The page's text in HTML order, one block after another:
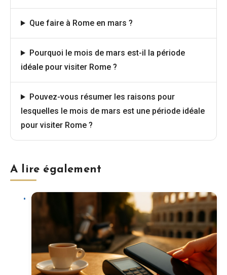
Que faire à Rome en mars ?
Pourquoi le mois de mars est-il la période
idéale pour visiter Rome ?
Pouvez-vous résumer les raisons pour
lesquelles le mois de mars est une période idéale
pour visiter Rome ?
A lire également